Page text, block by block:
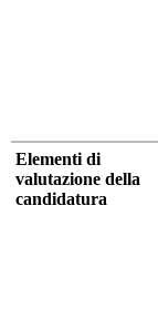
Elementi di
valutazione della
candidatura